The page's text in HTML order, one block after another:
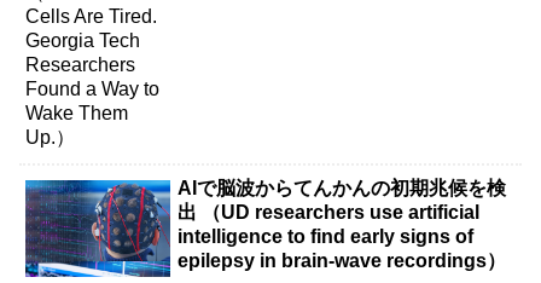
AIで脳波からてんかんの初期兆候を検
出 （UD researchers use artificial
intelligence to find early signs of
epilepsy in brain-wave recordings）